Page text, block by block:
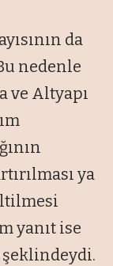
da
nedenle
ve Altyapı
ya
yanıt ise
şeklindeydi.